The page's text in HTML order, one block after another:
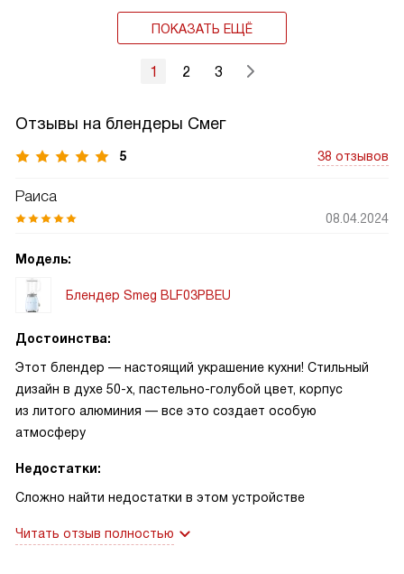
ПОКАЗАТЬ ЕЩЁ
1 2 3
Отзывы на блендеры Смег
5 38 отзывов
Раиса
08.04.2024
Модель:
Блендер Smeg BLF03PBEU
Достоинства:
Этот блендер — настоящий украшение кухни! Стильный
дизайн в духе 50-х, пастельно-голубой цвет, корпус
из литого алюминия — все это создает особую
атмосферу
Недостатки:
Сложно найти недостатки в этом устройстве
Читать отзыв полностью